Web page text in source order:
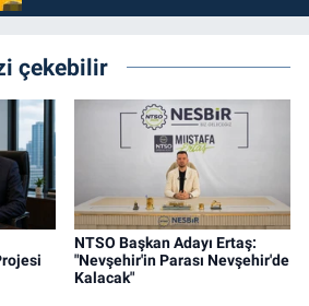
çekebilir
NTSO Başkan Adayı Ertaş:
"Nevşehir'in Parası Nevşehir'de
Kalacak"